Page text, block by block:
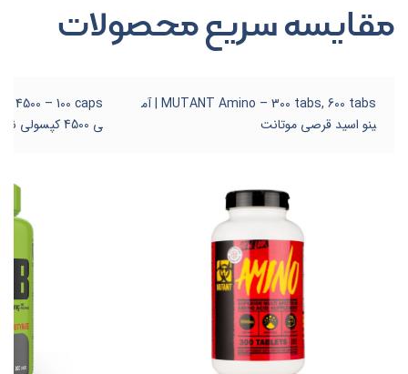
مقایسه سریع محصولات
MUTANT Amino – 300 tabs, 600 tabs | آم
ینو اسید قرصی موتانت
ی 4500 کپسولی ناترند